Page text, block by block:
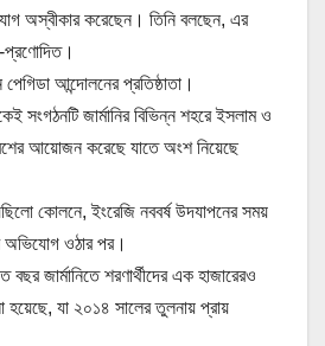
অস্বীকার করেছেন। তিনি বলছেন, এর
প্রণোদিত।
আন্দোলনের প্রতিষ্ঠাতা।
সংগঠনটি জার্মানির বিভিন্ন শহরে ইসলাম ও
আয়োজন করেছে যাতে অংশ নিয়েছে
কোলনে, ইংরেজি নববর্ষ উদযাপনের সময়
অভিযোগ ওঠার পর।
বছর জার্মানিতে শরণার্থীদের এক হাজারেরও
হয়েছে, যা ২০১৪ সালের তুলনায় প্রায়